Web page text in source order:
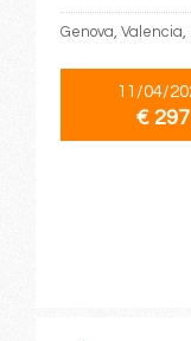
Genova, Valencia,
11/04/
€ 297